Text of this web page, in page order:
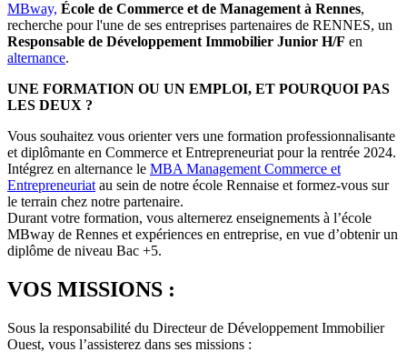
MBway, École de Commerce et de Management à Rennes,
recherche pour l'une de ses entreprises partenaires de RENNES, un
Responsable de Développement Immobilier Junior H/F en
alternance.
UNE FORMATION OU UN EMPLOI, ET POURQUOI PAS
LES DEUX ?
Vous souhaitez vous orienter vers une formation professionnalisante
et diplômante en Commerce et Entrepreneuriat pour la rentrée 2024.
Intégrez en alternance le MBA Management Commerce et
Entrepreneuriatau sein de notre école Rennaise et formez-vous sur
le terrain chez notre partenaire.
Durant votre formation, vous alternerez enseignements à l’école
MBway de Rennes et expériences en entreprise, en vue d’obtenir un
diplôme de niveau Bac +5.
VOS MISSIONS :
Sous la responsabilité du Directeur de Développement Immobilier
Ouest, vous l’assisterez dans ses missions :